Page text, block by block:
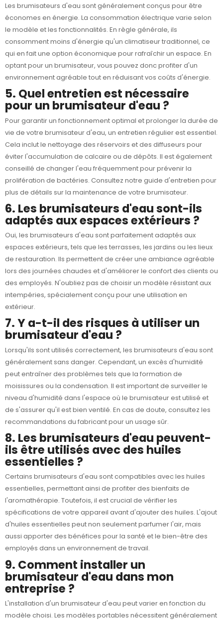
Les brumisateurs d'eau sont généralement conçus pour être
économes en énergie. La consommation électrique varie selon
le modèle et les fonctionnalités. En règle générale, ils
consomment moins d'énergie qu'un climatiseur traditionnel, ce
qui en fait une option économique pour rafraîchir un espace. En
optant pour un brumisateur, vous pouvez donc profiter d'un
environnement agréable tout en réduisant vos coûts d'énergie.
5. Quel entretien est nécessaire
pour un brumisateur d'eau ?
Pour garantir un fonctionnement optimal et prolonger la durée de
vie de votre brumisateur d'eau, un entretien régulier est essentiel.
Cela inclut le nettoyage des réservoirs et des diffuseurs pour
éviter l'accumulation de calcaire ou de dépôts. Il est également
conseillé de changer l'eau fréquemment pour prévenir la
prolifération de bactéries. Consultez notre guide d'entretien pour
plus de détails sur la maintenance de votre brumisateur.
6. Les brumisateurs d'eau sont-ils
adaptés aux espaces extérieurs ?
Oui, les brumisateurs d'eau sont parfaitement adaptés aux
espaces extérieurs, tels que les terrasses, les jardins ou les lieux
de restauration. Ils permettent de créer une ambiance agréable
lors des journées chaudes et d'améliorer le confort des clients ou
des employés. N'oubliez pas de choisir un modèle résistant aux
intempéries, spécialement conçu pour une utilisation en
extérieur.
7. Y a-t-il des risques à utiliser un
brumisateur d'eau ?
Lorsqu'ils sont utilisés correctement, les brumisateurs d'eau sont
généralement sans danger. Cependant, un excès d'humidité
peut entraîner des problèmes tels que la formation de
moisissures ou la condensation. Il est important de surveiller le
niveau d'humidité dans l'espace où le brumisateur est utilisé et
de s'assurer qu'il est bien ventilé. En cas de doute, consultez les
recommandations du fabricant pour un usage sûr.
8. Les brumisateurs d'eau peuvent-
ils être utilisés avec des huiles
essentielles ?
Certains brumisateurs d'eau sont compatibles avec les huiles
essentielles, permettant ainsi de profiter des bienfaits de
l'aromathérapie. Toutefois, il est crucial de vérifier les
spécifications de votre appareil avant d'ajouter des huiles. L'ajout
d'huiles essentielles peut non seulement parfumer l'air, mais
aussi apporter des bénéfices pour la santé et le bien-être des
employés dans un environnement de travail.
9. Comment installer un
brumisateur d'eau dans mon
entreprise ?
L'installation d'un brumisateur d'eau peut varier en fonction du
modèle choisi. Les modèles portables nécessitent généralement